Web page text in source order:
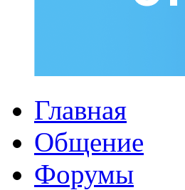
Главная
Общение
Форумы